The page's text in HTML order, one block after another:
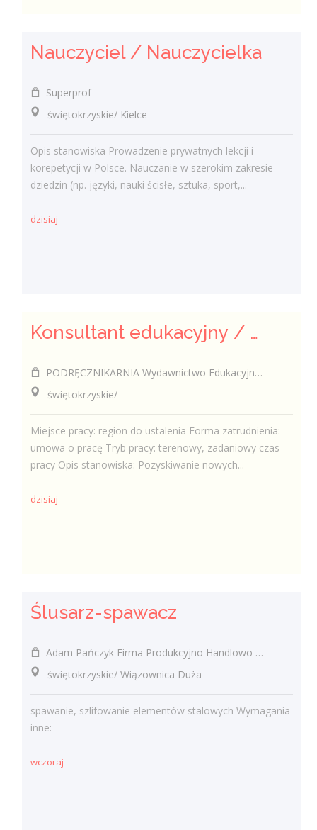
Nauczyciel / Nauczycielka
Superprof
świętokrzyskie/ Kielce
Opis stanowiska Prowadzenie prywatnych lekcji i
korepetycji w Polsce. Nauczanie w szerokim zakresie
dziedzin (np. języki, nauki ścisłe, sztuka, sport,...
dzisiaj
Konsultant edukacyjny / Konsultantka edukacyjna
PODRĘCZNIKARNIA Wydawnictwo Edukacyjne Sp. z o.o.
świętokrzyskie/
Miejsce pracy: region do ustalenia Forma zatrudnienia:
umowa o pracę Tryb pracy: terenowy, zadaniowy czas
pracy Opis stanowiska: Pozyskiwanie nowych...
dzisiaj
Ślusarz-spawacz
Adam Pańczyk Firma Produkcyjno Handlowo Usługowa "KONRAD" Wiązownica Duża
świętokrzyskie/ Wiązownica Duża
spawanie, szlifowanie elementów stalowych Wymagania
inne:
wczoraj